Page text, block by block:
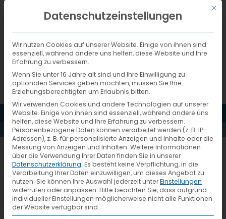
DEUTSCH
MENÜ
AKTUELLES
Dispo-Treffen-2021- (4)
Mit
Datenschutzeinstellungen
Wir nutzen Cookies auf unserer Website. Einige von ihnen sind
essenziell, während andere uns helfen, diese Website und Ihre
Erfahrung zu verbessern.
Wenn Sie unter 16 Jahre alt sind und Ihre Einwilligung zu
optionalen Services geben möchten, müssen Sie Ihre
Erziehungsberechtigten um Erlaubnis bitten.
Wir verwenden Cookies und andere Technologien auf unserer
Website. Einige von ihnen sind essenziell, während andere uns
helfen, diese Website und Ihre Erfahrung zu verbessern.
Personenbezogene Daten können verarbeitet werden (z. B. IP-
Adressen), z. B. für personalisierte Anzeigen und Inhalte oder die
Messung von Anzeigen und Inhalten. Weitere Informationen
über die Verwendung Ihrer Daten finden Sie in unserer
Datenschutzerklärung. Es besteht keine Verpflichtung, in die
Verarbeitung Ihrer Daten einzuwilligen, um dieses Angebot zu
nutzen. Sie können Ihre Auswahl jederzeit unterEinstellungen
widerrufen oder anpassen. Bitte beachten Sie, dass aufgrund
individueller Einstellungen möglicherweise nicht alle Funktionen
der Website verfügbar sind.